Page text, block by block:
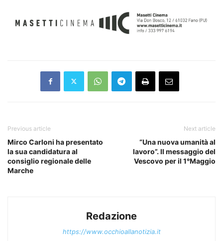
Previous article
Mirco Carloni ha presentato
la sua candidatura al
consiglio regionale delle
Marche
Next article
“Una nuova umanità al
lavoro”. Il messaggio del
Vescovo per il 1°Maggio
Redazione
https://www.occhioallanotizia.it